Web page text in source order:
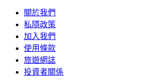
關於我們
私隱政策
加入我們
使用條款
旅遊網誌
投資者關係